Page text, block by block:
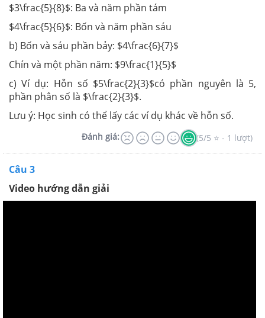
$3\frac{5}{8}$: Ba và năm phần tám
$4\frac{5}{6}$: Bốn và năm phần sáu
b) Bốn và sáu phần bảy: $4\frac{6}{7}$
Chín và một phần năm: $9\frac{1}{5}$
c) Ví dụ: Hỗn số $5\frac{2}{3}$có phần nguyên là 5,
phần phân số là $\frac{2}{3}$.
Lưu ý: Học sinh có thể lấy các ví dụ khác về hỗn số.
Đánh giá: (5/5 ⭐ - 1 lượt)
Câu 3
Video hướng dẫn giải